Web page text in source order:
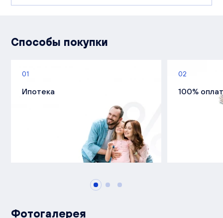
Способы покупки
01
Ипотека
02
100%
Фотогалерея